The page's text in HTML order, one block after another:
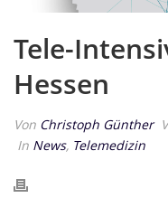
Tele-
Hessen
Von Christoph Günther
In News, Telemedizin